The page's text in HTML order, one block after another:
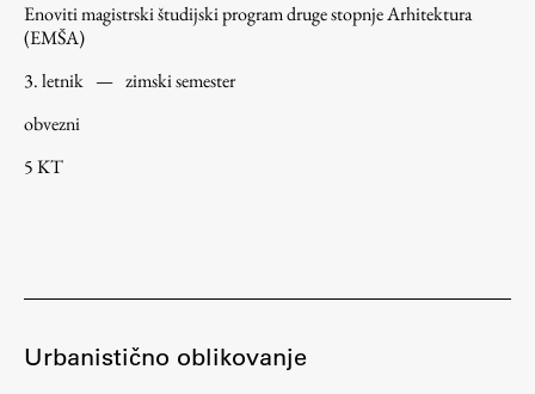
Enoviti magistrski študijski program druge stopnje Arhitektura
(EMŠA)
3. letnik — zimski semester
obvezni
5 KT
Urbanistično oblikovanje